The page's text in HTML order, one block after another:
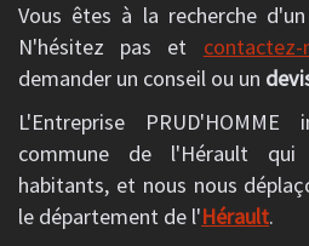
Vous êtes à la recherche d'un
N'hésitez pas et contactez-
demander un conseil ou un
L'Entreprise
commune de l'Hérault
habitants, et nous nous
le département de l'Hérault.